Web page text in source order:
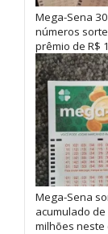
Mega-Sena
números
prêmio de R$
Mega-Sena
acumulado de
milhões neste